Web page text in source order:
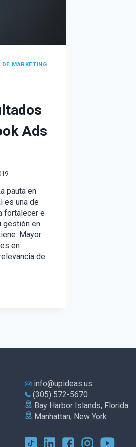
DE MARKETING
Ads
pauta en
es una de
fortalecer e
gestión en
Mayor
en
de
info@upideas.us
(305) 572-5670
Bay Harbor Islands, Florida
Manhattan, New York